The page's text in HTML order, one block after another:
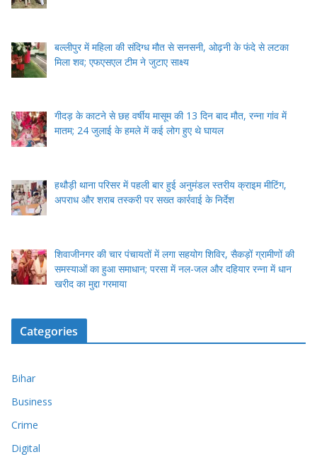
बल्लीपुर में महिला की संदिग्ध मौत से सनसनी, ओढ़नी के फंदे से लटका
मिला शव; एफएसएल टीम ने जुटाए साक्ष्य
गीदड़ के काटने से छह वर्षीय मासूम की 13 दिन बाद मौत, रन्ना गांव में
मातम; 24 जुलाई के हमले में कई लोग हुए थे घायल
हथौड़ी थाना परिसर में पहली बार हुई अनुमंडल स्तरीय क्राइम मीटिंग,
अपराध और शराब तस्करी पर सख्त कार्रवाई के निर्देश
शिवाजीनगर की चार पंचायतों में लगा सहयोग शिविर, सैकड़ों ग्रामीणों की
समस्याओं का हुआ समाधान; परसा में नल-जल और दहियार रन्ना में धान
खरीद का मुद्दा गरमाया
Categories
Bihar
Business
Crime
Digital